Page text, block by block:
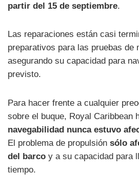
partir del 15 de septiembre.
Las reparaciones están casi
preparativos para las pruebas de
asegurando su capacidad para
previsto.
Para hacer frente a cualquier
sobre el buque, Royal Caribbean
navegabilidad nunca estuvo
El problema de propulsión sólo
del barco y a su capacidad para
tiempo.